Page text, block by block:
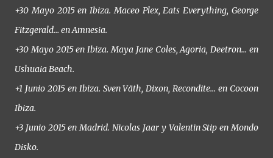
+30 Mayo 2015 en Ibiza. Maceo Plex, Eats Everything, George
Fitzgerald… en Amnesia.
+30 Mayo 2015 en Ibiza. Maya Jane Coles, Agoria, Deetron… en
Ushuaia Beach.
+1 Junio 2015 en Ibiza. Sven Väth, Dixon, Recondite… en Cocoon
Ibiza.
+3 Junio 2015 en Madrid. Nicolas Jaar y Valentin Stip en Mondo
Disko.